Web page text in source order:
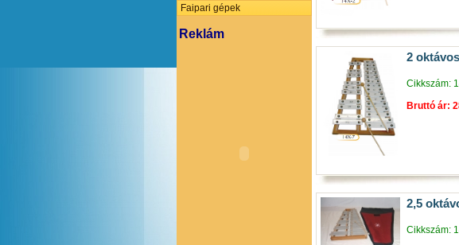
Faipari gépek
Reklám
2
Cikkszám:
Bruttó ár:
2,5
Cikkszám: